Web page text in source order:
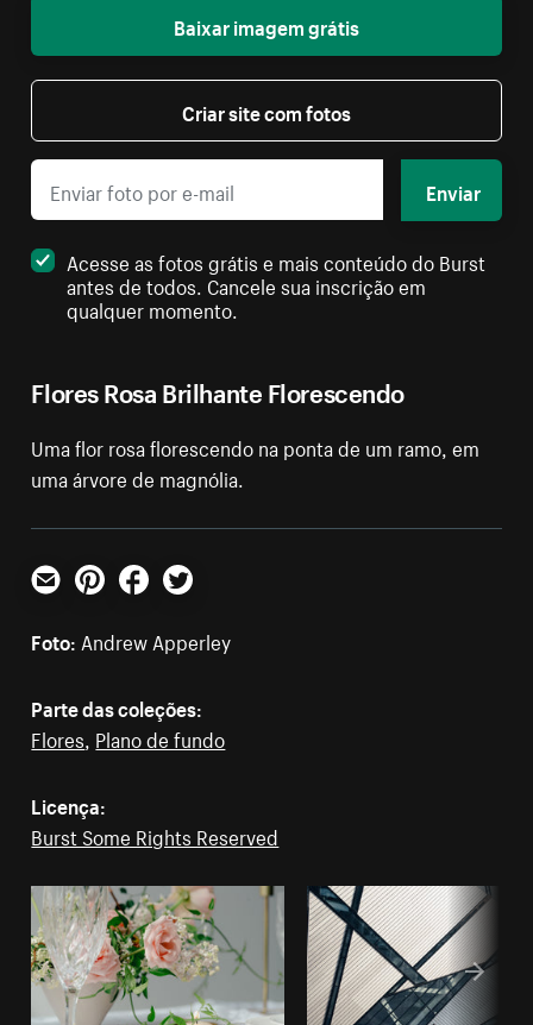
Flores Rosa Brilhante Florescendo
Uma flor rosa florescendo na ponta de um ramo, em
uma árvore de magnólia.
Baixar imagem grátis
Criar site com fotos
Enviar
Acesse as fotos grátis e mais conteúdo do Burst
antes de todos. Cancele sua inscrição em
qualquer momento.
E-mailPinterestFacebookTwitter
Foto: Andrew Apperley
Parte das coleções:
Flores Plano de fundo
Licença:
Burst Some Rights Reserved